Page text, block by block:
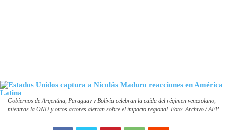
Gobiernos de Argentina, Paraguay y Bolivia celebran la caída del régimen venezolano,
mientras la ONU y otros actores alertan sobre el impacto regional. Foto: Archivo / AFP